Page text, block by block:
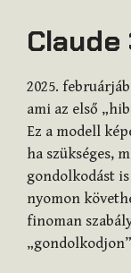
Claude
2025.
ami az első
Ez a modell
ha szükséges,
gondolkodást
nyomon
finoman